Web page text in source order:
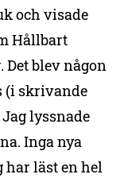
och visade
Hållbart
blev någon
(i skrivande
lyssnade
Inga nya
har läst en hel